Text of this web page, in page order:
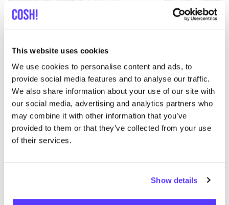
This website uses cookies
We use cookies to personalise content and ads, to
provide social media features and to analyse our traffic.
We also share information about your use of our site with
our social media, advertising and analytics partners who
may combine it with other information that you’ve
provided to them or that they’ve collected from your use
of their services.
Show details
Aan route toevoegen Bezoek webshop
August in the City
Naamsesteenweg 382 c, Leuven
Kleding Schoenen +1